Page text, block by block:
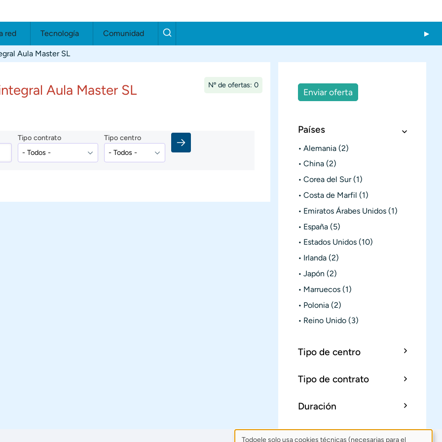
red Tecnología Comunidad
Aula Master SL
Aula Master SL Nº de ofertas: 0
Tipo contrato Tipo centro
Enviar oferta
Países
Alemania (2)
China (2)
Corea del Sur (1)
Costa de Marfil (1)
Emiratos Árabes Unidos (1)
España (5)
Estados Unidos (10)
Irlanda (2)
Japón (2)
Marruecos (1)
Polonia (2)
Reino Unido (3)
Tipo de centro
Tipo de contrato
Duración
Todoele solo usa cookies técnicas (necesarias para el